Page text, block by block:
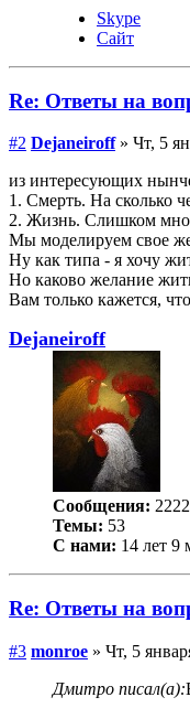
Skype
Сайт
Re: Ответы на
#2 Dejаneiroff» Чт, 5
из интересующих
1. Смерть. На сколько
2. Жизнь. Слишком
Мы моделируем свое
Ну как типа - я хочу
Но каково желание
Вам только кажется,
Dejаneiroff
Сообщения:
Темы: 53
С нами: 14 лет 9
Re: Ответы на
#3 monroe » Чт, 5
Дмитро писал(а):